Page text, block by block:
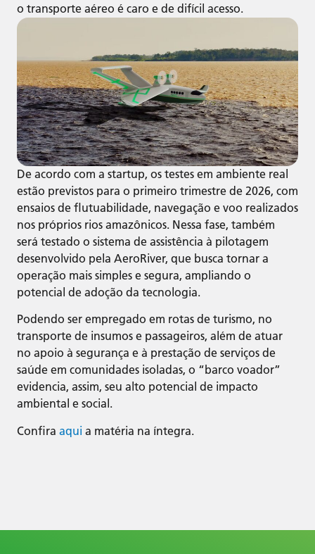
o transporte aéreo é caro e de difícil acesso.
De acordo com a startup, os testes em ambiente real
estão previstos para o primeiro trimestre de 2026, com
ensaios de flutuabilidade, navegação e voo realizados
nos próprios rios amazônicos. Nessa fase, também
será testado o sistema de assistência à pilotagem
desenvolvido pela AeroRiver, que busca tornar a
operação mais simples e segura, ampliando o
potencial de adoção da tecnologia.
Podendo ser empregado em rotas de turismo, no
transporte de insumos e passageiros, além de atuar
no apoio à segurança e à prestação de serviços de
saúde em comunidades isoladas, o “barco voador”
evidencia, assim, seu alto potencial de impacto
ambiental e social.
Confira aqui a matéria na íntegra.